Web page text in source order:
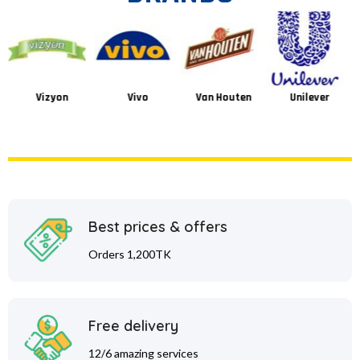
Vizyon Vivo Van Houten Unilever
Best prices & offers
Orders 1,200TK
Free delivery
12/6 amazing services